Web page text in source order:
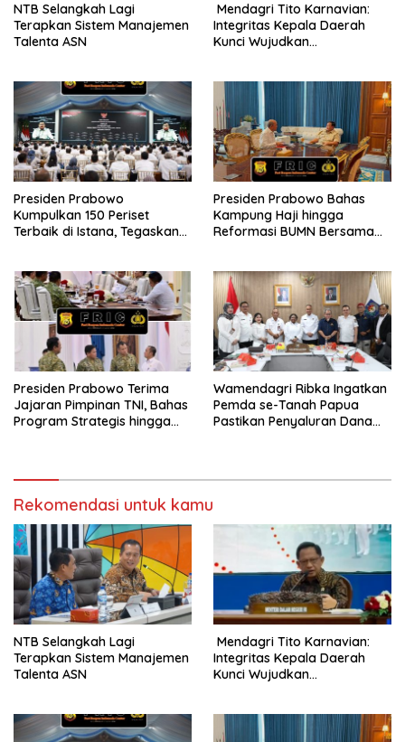
NTB Selangkah Lagi
Terapkan Sistem Manajemen
Talenta ASN
Mendagri Tito Karnavian:
Integritas Kepala Daerah
Kunci Wujudkan
Presiden Prabowo
Kumpulkan 150 Periset
Terbaik di Istana, Tegaskan
Presiden Prabowo Bahas
Kampung Haji hingga
Reformasi BUMN Bersama
Presiden Prabowo Terima
Jajaran Pimpinan TNI, Bahas
Program Strategis hingga
Wamendagri Ribka Ingatkan
Pemda se-Tanah Papua
Pastikan Penyaluran Dana
Rekomendasi untuk kamu
NTB Selangkah Lagi
Terapkan Sistem Manajemen
Talenta ASN
Mendagri Tito Karnavian:
Integritas Kepala Daerah
Kunci Wujudkan